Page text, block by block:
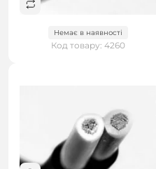
Немає в наявності
Код товару: 4260